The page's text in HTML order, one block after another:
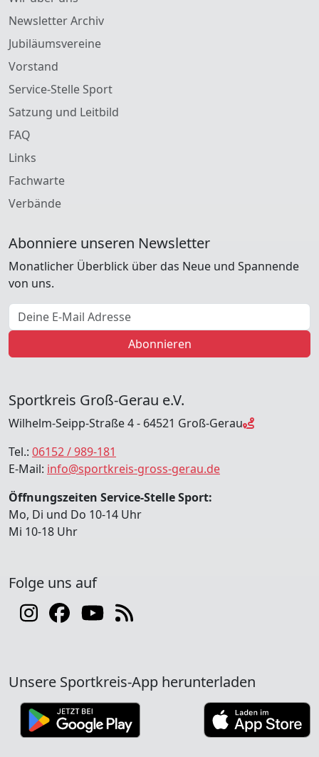
Newsletter Archiv
Jubiläumsvereine
Vorstand
Service-Stelle Sport
Satzung und Leitbild
FAQ
Links
Fachwarte
Verbände
Abonniere unseren Newsletter
Monatlicher Überblick über das Neue und Spannende
von uns.
E-Mail Adresse
Abonnieren
Sportkreis Groß-Gerau e.V.
Wilhelm-Seipp-Straße 4 - 64521 Groß-Gerau
Tel.: 06152 / 989-181
E-Mail: info@sportkreis-gross-gerau.de
Öffnungszeiten Service-Stelle Sport:
Mo, Di und Do 10-14 Uhr
Mi 10-18 Uhr
Folge uns auf
Unsere Sportkreis-App herunterladen